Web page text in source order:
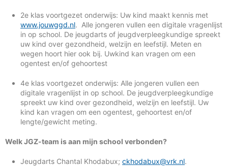
2e klas voortgezet onderwijs: Uw kind maakt kennis met
www.jouwggd.nl. Alle jongeren vullen een digitale vragenlijst
in op school. De jeugdarts of jeugdverpleegkundige spreekt
uw kind over gezondheid, welzijn en leefstijl. Meten en
wegen hoort hier ook bij. Uwkind kan vragen om een
ogentest en/of gehoortest
4e klas voortgezet onderwijs: Alle jongeren vullen een
digitale vragenlijst in op school. De jeugdverpleegkundige
spreekt uw kind over gezondheid, welzijn en leefstijl. Uw
kind kan vragen om een ogentest, gehoortest en/of
lengte/gewicht meting.
Welk JGZ-team is aan mijn school verbonden?
Jeugdarts Chantal Khodabux; ckhodabux@vrk.nl.